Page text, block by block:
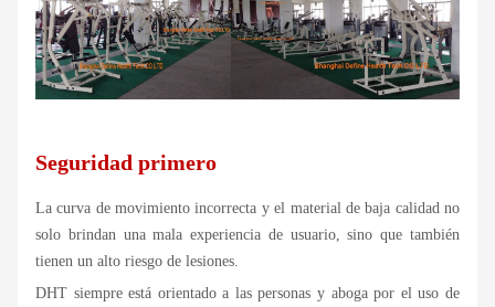
Seguridad primero
La curva de movimiento incorrecta y el material de baja calidad no
solo brindan una mala experiencia de usuario, sino que también
tienen un alto riesgo de lesiones.
DHT siempre está orientado a las personas y aboga por el uso de